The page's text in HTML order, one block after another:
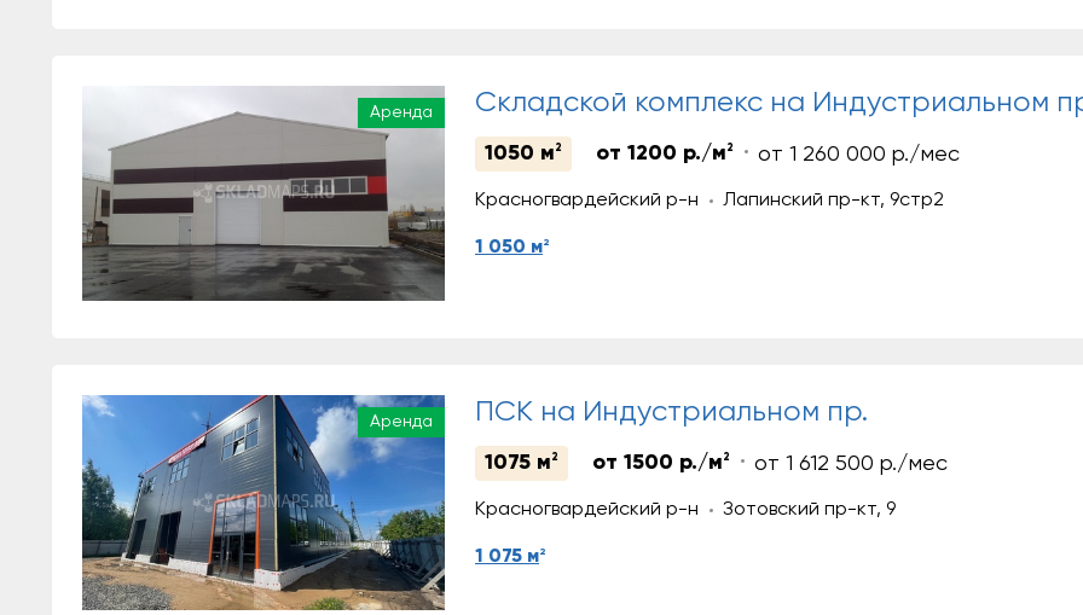
Аренда Складской комплекс на Индустриальном
1050 м 2 от 1200 р./м 2 от 1 260 000 р./мес
Красногвардейский р-н Лапинский пр-кт, 9стр2
1 050 м2
Аренда ПСК на Индустриальном пр.
1075 м 2 от 1500 р./м 2 от 1 612 500 р./мес
Красногвардейский р-н Зотовский пр-кт, 9
1 075 м2